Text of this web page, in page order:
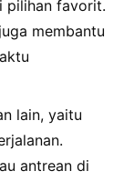
pilihan favorit.
membantu
lain, yaitu
antrean di